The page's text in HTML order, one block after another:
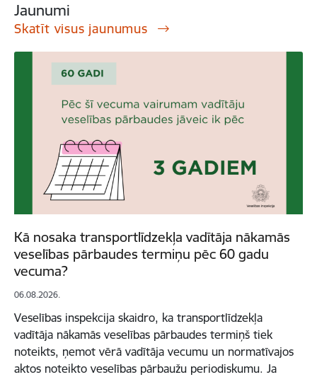
Jaunumi
Skatīt visus jaunumus
Kā nosaka transportlīdzekļa vadītāja nākamās
veselības pārbaudes termiņu pēc 60 gadu
vecuma?
06.08.2026.
Veselības inspekcija skaidro, ka transportlīdzekļa
vadītāja nākamās veselības pārbaudes termiņš tiek
noteikts, ņemot vērā vadītāja vecumu un normatīvajos
aktos noteikto veselības pārbaužu periodiskumu. Ja